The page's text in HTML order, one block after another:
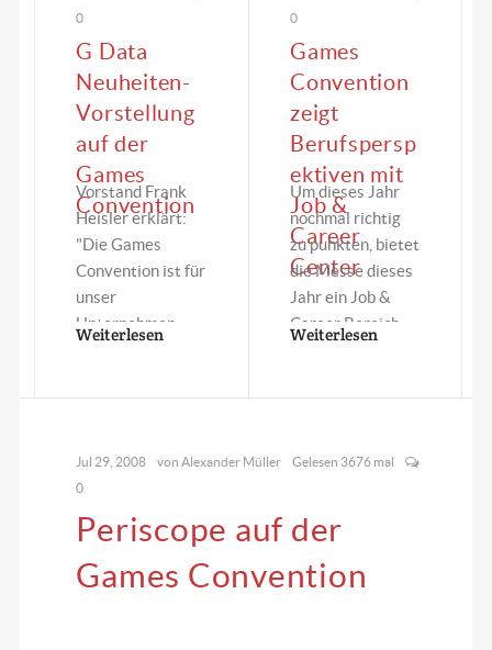
0
G Data
Neuheiten-
Vorstellung
auf der
Games
Convention
Vorstand Frank
Heisler erklärt:
"Die Games
Convention ist für
unser
Unternehmen
Weiterlesen
0
Games
Convention
zeigt
Berufspersp
ektiven mit
Job &
Career
Center
Um dieses Jahr
nochmal richtig
zu punkten, bietet
die Messe dieses
Jahr ein Job &
Career Bereich…
Weiterlesen
Jul 29, 2008 von Alexander Müller
Gelesen 3676 mal
0
Periscope auf der
Games Convention